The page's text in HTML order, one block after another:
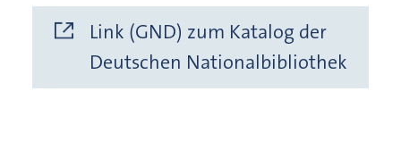
Link (GND) zum Katalog der
Deutschen Nationalbibliothek